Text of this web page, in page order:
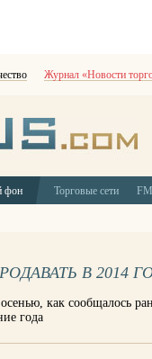
Журнал «Новости
фон Торговые сети
В 2014
как сообщалось
года